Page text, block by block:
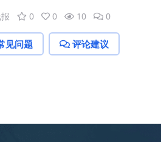
0 0 10 0
见问题 评论建议